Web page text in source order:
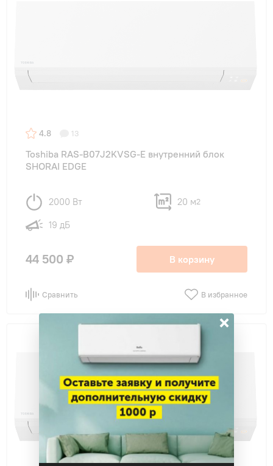
4.8 13
Toshiba RAS-B07J2KVSG-E внутренний блок
SHORAI EDGE
2000 Вт 20 м2
19 дБ
44 500 ₽ В корзину
Сравнить В избранное
×